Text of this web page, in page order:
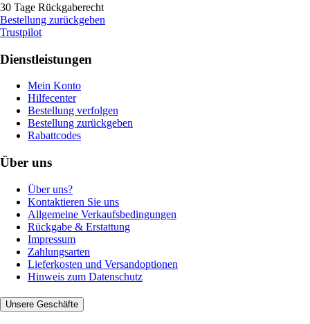
30 Tage Rückgaberecht
Bestellung zurückgeben
Trustpilot
Dienstleistungen
Mein Konto
Hilfecenter
Bestellung verfolgen
Bestellung zurückgeben
Rabattcodes
Über uns
Über uns?
Kontaktieren Sie uns
Allgemeine Verkaufsbedingungen
Rückgabe & Erstattung
Impressum
Zahlungsarten
Lieferkosten und Versandoptionen
Hinweis zum Datenschutz
Unsere Geschäfte